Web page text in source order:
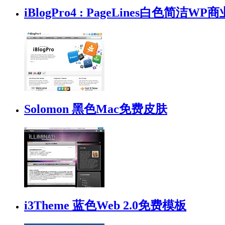
iBlogPro4 : PageLines白色简洁WP商
Solomon 黑色Mac免费皮肤
i3Theme 蓝色Web 2.0免费模板